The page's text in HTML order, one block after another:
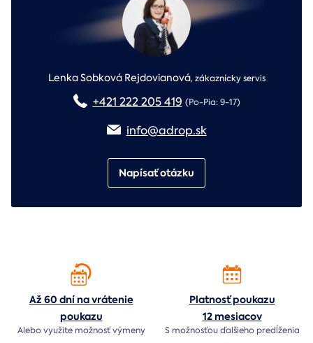
Lenka Sobková Rejdovianová,zákaznícky servis
+421 222 205 419 (Po-Pia: 9-17)
info@adrop.sk
Napísať otázku
Až 60 dní na vrátenie
poukazu
Alebo využite možnosť výmeny
Platnosť poukazu
12 mesiacov
S možnosťou ďalšieho predĺženia